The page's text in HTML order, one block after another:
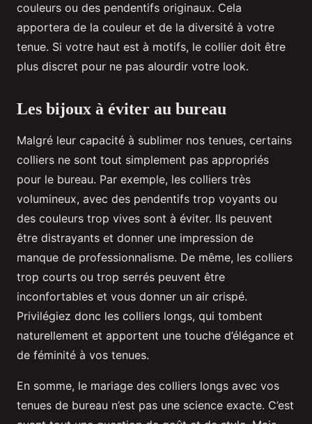
couleurs ou des pendentifs originaux. Cela
apportera de la couleur et de la diversité à votre
tenue. Si votre haut est à motifs, le collier doit être
plus discret pour ne pas alourdir votre look.
Les bijoux à éviter au bureau
Malgré leur capacité à sublimer nos tenues, certains
colliers ne sont tout simplement pas appropriés
pour le bureau. Par exemple, les colliers très
volumineux, avec des pendentifs trop voyants ou
des couleurs trop vives sont à éviter. Ils peuvent
être distrayants et donner une impression de
manque de professionnalisme. De même, les colliers
trop courts ou trop serrés peuvent être
inconfortables et vous donner un air crispé.
Privilégiez donc les colliers longs, qui tombent
naturellement et apportent une touche d’élégance et
de féminité à vos tenues.
En somme, le mariage des colliers longs avec vos
tenues de bureau n’est pas une science exacte. C’est